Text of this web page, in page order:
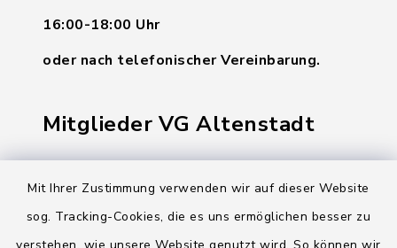
Mit Ihrer Zustimmung verwenden wir auf dieser Website
sog. Tracking-Cookies, die es uns ermöglichen besser zu
16:00-18:00 Uhr
oder nach telefonischer Vereinbarung.
Mitglieder VG Altenstadt
Markt Altenstadt